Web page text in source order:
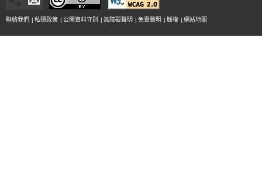
聯絡我們 | 私隱政策 | 公開資料守則 | 無障礙聲明 | 免責聲明 | 版權 | 網站地圖